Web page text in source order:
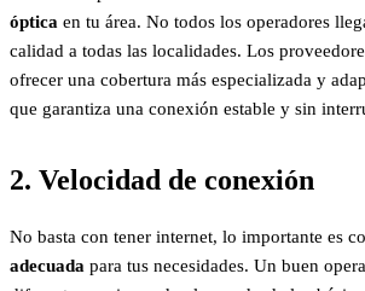
óptica en tu área. No todos los operadores
calidad a todas las localidades. Los
ofrecer una cobertura más especializada y
que garantiza una conexión estable y sin
2. Velocidad de conexión
No basta con tener internet, lo importante es
adecuada para tus necesidades. Un buen